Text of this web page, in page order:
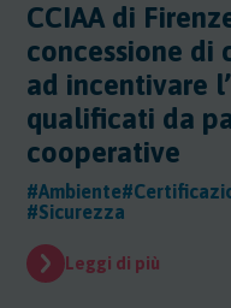
CCIAA di
concessione
ad incentivare
qualificati da
cooperative
#Ambiente
#Sicurezza
Leggi di più